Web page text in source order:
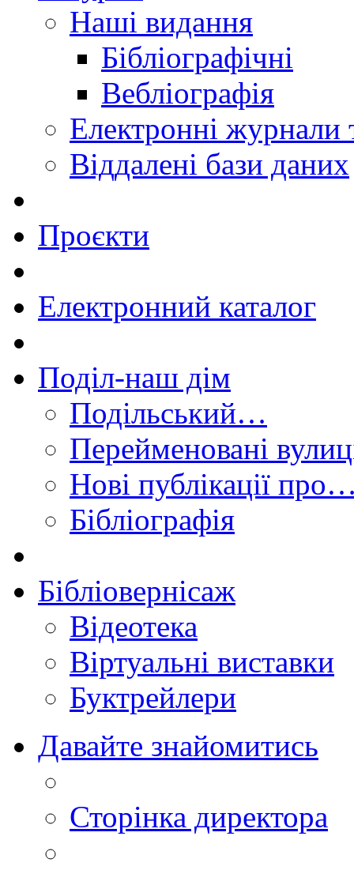
Наші видання
Бібліографічні
Вебліографія
Електронні
Віддалені бази даних
Проєкти
Електронний каталог
Поділ-наш дім
Подільський…
Перейменовані
Нові публікації
Бібліографія
Бібліовернісаж
Відеотека
Віртуальні виставки
Буктрейлери
Давайте знайомитись
Сторінка директора